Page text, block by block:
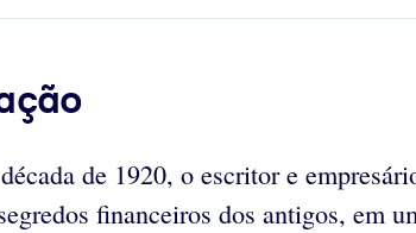
de 1920, o escritor e
financeiros dos antigos, em